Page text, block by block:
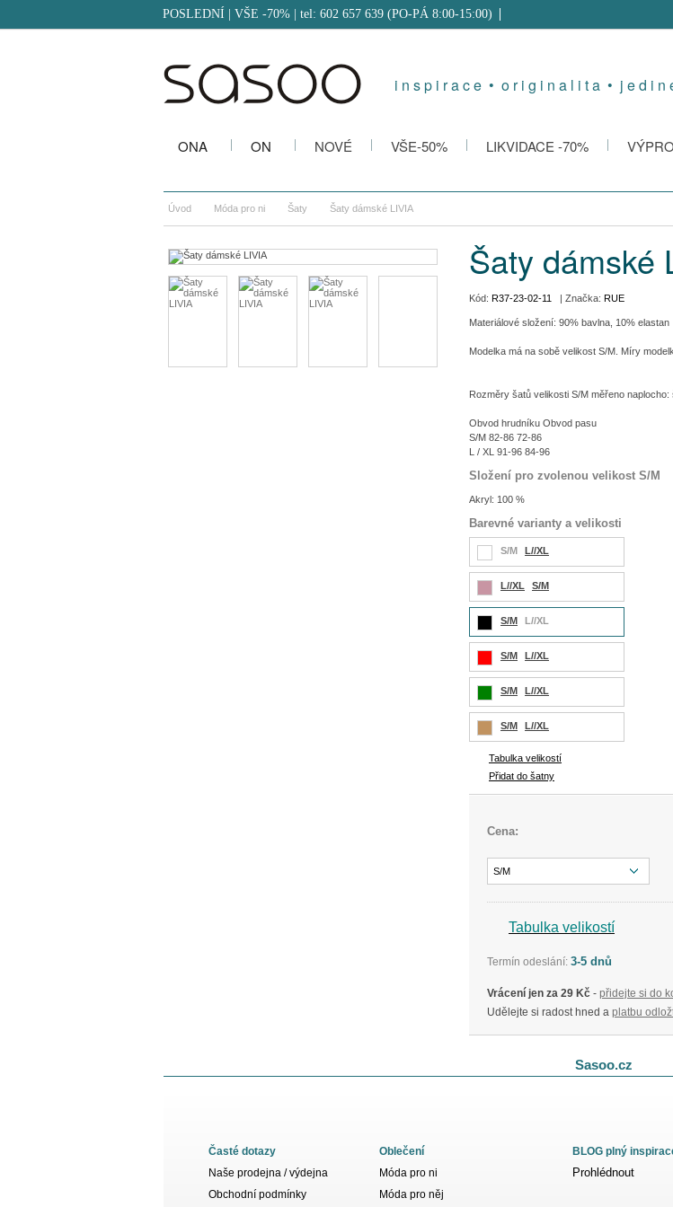
i n s p i r a c e • o r i g i n a l i t a • j e d i n
POSLEDNÍ | VŠE -70%| tel: 602 657 639 (PO-PÁ 8:00-15:00)
ONA ON NOVÉ VŠE-50% LIKVIDACE -70%
Úvod Móda pro ni Šaty Šaty dámské LIVIA
Šaty dámské
Kód: R37-23-02-11 | Značka: RUE
Materiálové složení: 90% bavlna, 10% elastan
Modelka má na sobě velikost S/M. Míry
Rozměry šatů velikosti S/M měřeno
Obvod hrudníku Obvod pasu
S/M 82-86 72-86
L / XL 91-96 84-96
Složení pro zvolenou velikost S/M
Akryl: 100 %
Barevné varianty a velikosti
S/M L//XL
L//XL S/M
S/M L//XL
S/M L//XL
S/M L//XL
S/M L//XL
Tabulka velikostí
Přidat do šatny
Cena:
S/M
Tabulka velikostí
Termín odeslání: 3-5 dnů
Vrácení jen za 29 Kč - přidejte si do
Udělejte si radost hned a platbu
Sasoo.cz
Časté dotazy
Naše prodejna / výdejna
Obchodní podmínky
Oblečení
Móda pro ni
Móda pro něj
BLOG plný
Prohlédnout